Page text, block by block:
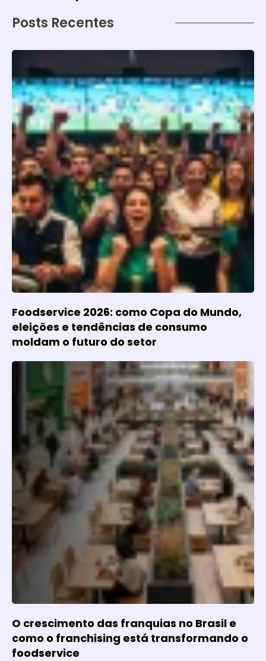
Posts Recentes
Foodservice 2026: como Copa do Mundo,
eleições e tendências de consumo
moldam o futuro do setor
O crescimento das franquias no Brasil e
como o franchising está transformando o
foodservice